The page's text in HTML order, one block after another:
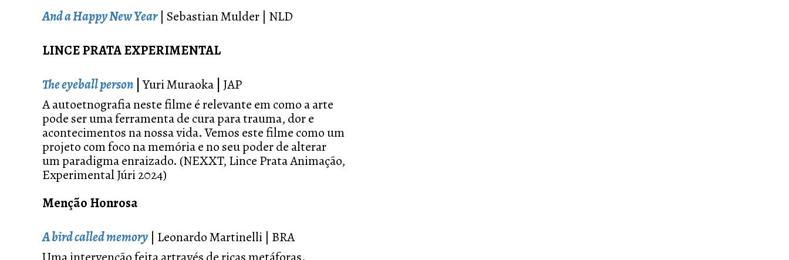
And a Happy New Year | Sebastian Mulder | NLD
LINCE PRATA EXPERIMENTAL
The eyeball person Yuri Muraoka JAP
A autoetnografia neste filme é relevante em como a arte
pode ser uma ferramenta de cura para trauma, dor e
acontecimentos na nossa vida. Vemos este filme como um
projeto com foco na memória e no seu poder de alterar
um paradigma enraizado. (NEXXT, Lince Prata Animação,
Experimental Júri 2024)
Menção Honrosa
A bird called memory | Leonardo Martinelli | BRA